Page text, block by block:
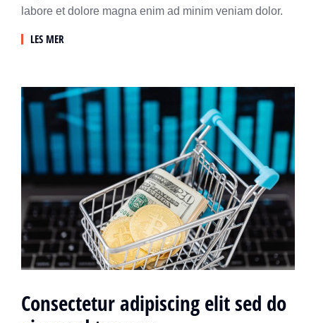
labore et dolore magna enim ad minim veniam dolor.
LES MER
Consectetur adipiscing elit sed do